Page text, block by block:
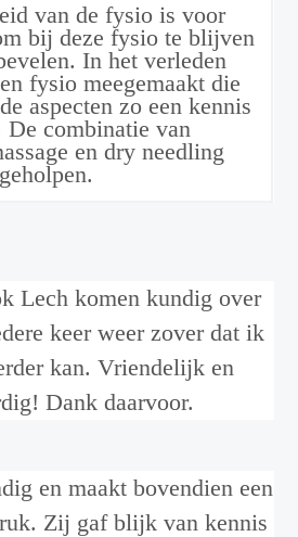
van de fysio is voor
bij deze fysio te blijven
In het verleden
fysio meegemaakt die
aspecten zo een kennis
De combinatie van
en dry needling
Lech komen kundig over
keer weer zover dat ik
kan. Vriendelijk en
Dank daarvoor.
en maakt bovendien een
Zij gaf blijk van kennis